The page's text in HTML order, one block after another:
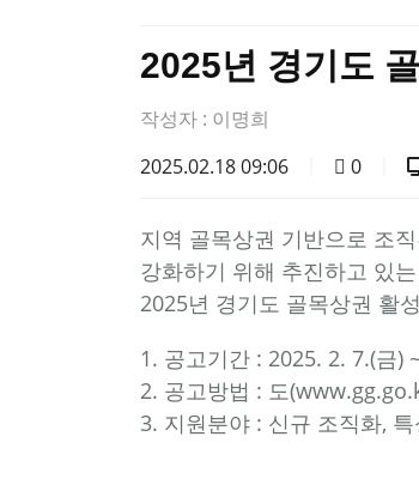
2025년 경기도
작성자 : 이명희
2025.02.18 09:06
0
지역 골목상권 기반으로 조
강화하기 위해 추진하고 있는
2025년 경기도 골목상권 활
1. 공고기간 : 2025. 2. 7.(금)
2. 공고방법 : 도
3. 지원분야 : 신규 조직화,